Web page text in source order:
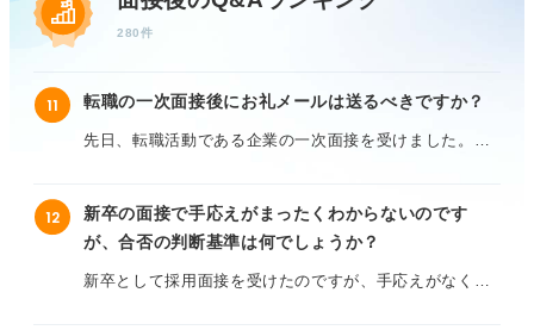
280件
11 転職の一次面接後にお礼メールは送るべきですか？
先日、転職活動である企業の一次面接を受けました。担
て正しいのか迷っています。
ネットでは「送ると好印象」という声もあれば、「かえ
12
新卒の面接で手応えがまったくわからないのです
が、合否の判断基準は何でしょうか？
新卒として採用面接を受けたのですが、手応えがなく不